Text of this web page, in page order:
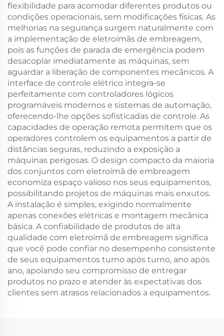
flexibilidade para acomodar diferentes produtos ou
condições operacionais, sem modificações físicas. As
melhorias na segurança surgem naturalmente com
a implementação de eletroímãs de embreagem,
pois as funções de parada de emergência podem
desacoplar imediatamente as máquinas, sem
aguardar a liberação de componentes mecânicos. A
interface de controle elétrico integra-se
perfeitamente com controladores lógicos
programáveis modernos e sistemas de automação,
oferecendo-lhe opções sofisticadas de controle. As
capacidades de operação remota permitem que os
operadores controlem os equipamentos a partir de
distâncias seguras, reduzindo a exposição a
máquinas perigosas. O design compacto da maioria
dos conjuntos com eletroímã de embreagem
economiza espaço valioso nos seus equipamentos,
possibilitando projetos de máquinas mais enxutos.
A instalação é simples, exigindo normalmente
apenas conexões elétricas e montagem mecânica
básica. A confiabilidade de produtos de alta
qualidade com eletroímã de embreagem significa
que você pode confiar no desempenho consistente
de seus equipamentos turno após turno, ano após
ano, apoiando seu compromisso de entregar
produtos no prazo e atender às expectativas dos
clientes sem atrasos relacionados a equipamentos.